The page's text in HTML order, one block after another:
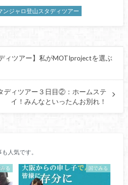
ンジャロ登山スタディツアー
ィツアー】私がMOTIprojectを選ぶ
ディツアー３日目②：ホームステ
イ！みんなといったんお別れ！
人気です。
る 国でみる